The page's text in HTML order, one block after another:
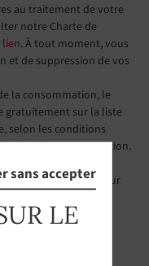
au traitement de votre
notre Charte de
lien. À tout moment, vous
et de suppression de vos
la consommation, le
gratuitement sur la liste
selon les conditions
de la consommation.
via un site
pouvoirs publics pour
suivante :
sans accepter
LE